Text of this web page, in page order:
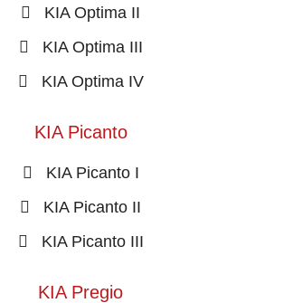
KIA Optima II
KIA Optima III
KIA Optima IV
KIA Picanto
KIA Picanto I
KIA Picanto II
KIA Picanto III
KIA Pregio